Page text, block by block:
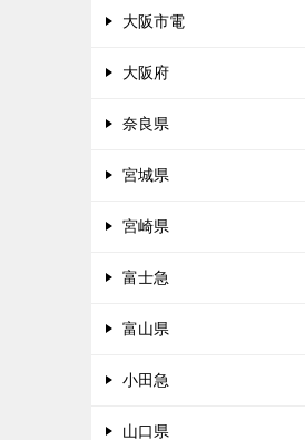
大阪市電
大阪府
奈良県
宮城県
宮崎県
富士急
富山県
小田急
山口県